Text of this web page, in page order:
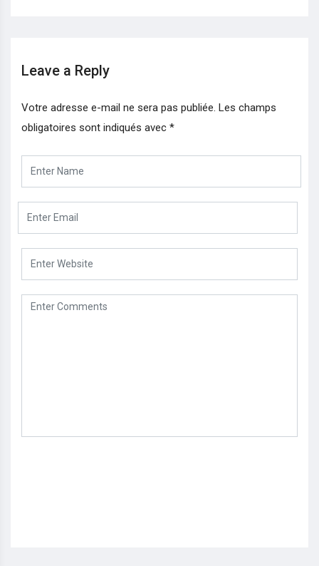
Leave a Reply
Votre adresse e-mail ne sera pas publiée. Les champs
obligatoires sont indiqués avec *